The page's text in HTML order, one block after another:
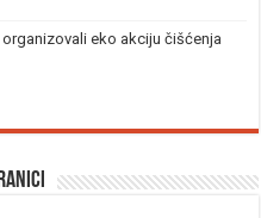
eko akciju čišćenja